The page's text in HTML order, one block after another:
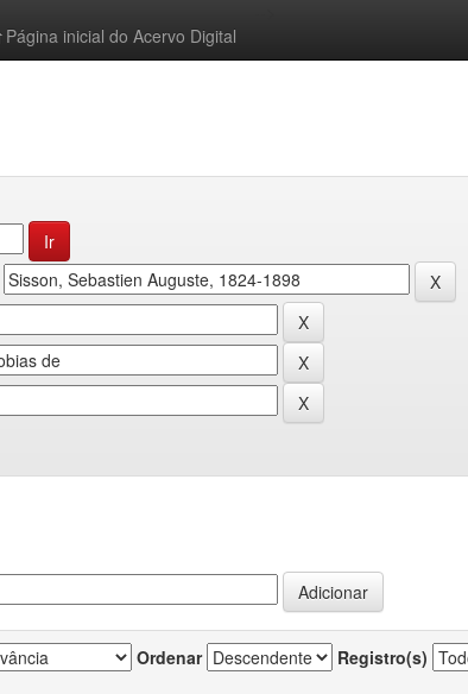
Página inicial do Acervo Digital
Ordenar Registro(s)